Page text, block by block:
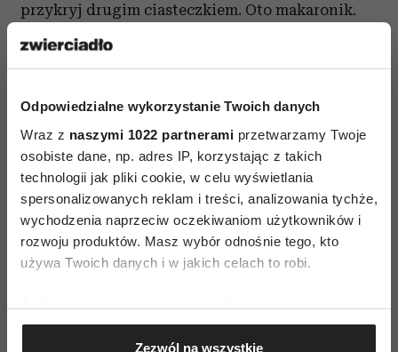
Odpowiedzialne wykorzystanie Twoich danych
Wraz z naszymi 1022 partnerami przetwarzamy Twoje
osobiste dane, np. adres IP, korzystając z takich
technologii jak pliki cookie, w celu wyświetlania
spersonalizowanych reklam i treści, analizowania tychże,
wychodzenia naprzeciw oczekiwaniom użytkowników i
rozwoju produktów. Masz wybór odnośnie tego, kto
używa Twoich danych i w jakich celach to robi.
Jeśli wyrazisz na to zgodę, chcielibyśmy również:
Gromadzić dane dotyczące Twojej lokalizacji
Zezwól na wszystkie
przykryj drugim ciasteczkiem. Oto makaronik.
Nadzienie można zmienić na dżem porzeczkowy,
kawowe, zastępując kakao 3 łyżkami mocnej
kawy, na waniliowe, amaretto i wszelkie inne. No
to: proszę tworzyć!